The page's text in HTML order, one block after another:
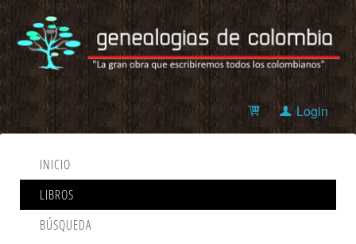
Login
INICIO
LIBROS
BÚSQUEDA